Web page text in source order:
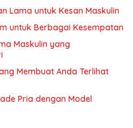
Lama untuk Kesan Maskulin
untuk Berbagai Kesempatan
Maskulin yang
Membuat Anda Terlihat
Pria dengan Model